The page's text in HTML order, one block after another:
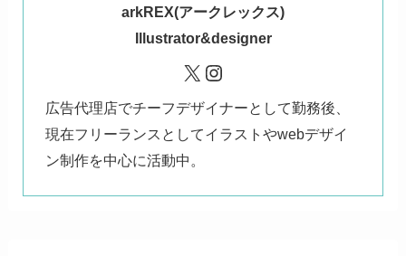
arkREX(アークレックス)
Illustrator&designer
X Instagram
広告代理店でチーフデザイナーとして勤務後、
現在フリーランスとしてイラストやwebデザイ
ン制作を中心に活動中。